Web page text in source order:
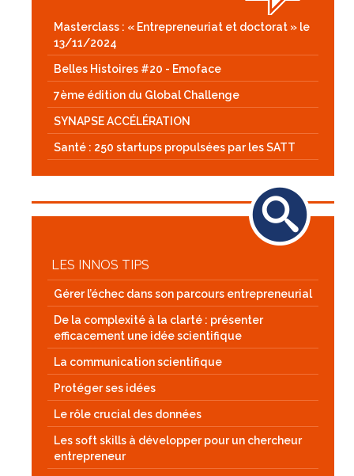
Masterclass : « Entrepreneuriat et doctorat » le
13/11/2024
Belles Histoires #20 - Emoface
7ème édition du Global Challenge
SYNAPSE ACCÉLÉRATION
Santé : 250 startups propulsées par les SATT
LES INNOS TIPS
Gérer l’échec dans son parcours entrepreneurial
De la complexité à la clarté : présenter
efficacement une idée scientifique
La communication scientifique
Protéger ses idées
Le rôle crucial des données
Les soft skills à développer pour un chercheur
entrepreneur